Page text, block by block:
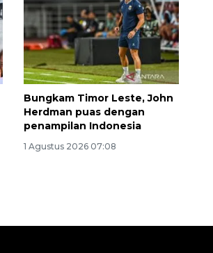
Bungkam Timor Leste, John
Herdman puas dengan
penampilan Indonesia
1 Agustus 2026 07:08